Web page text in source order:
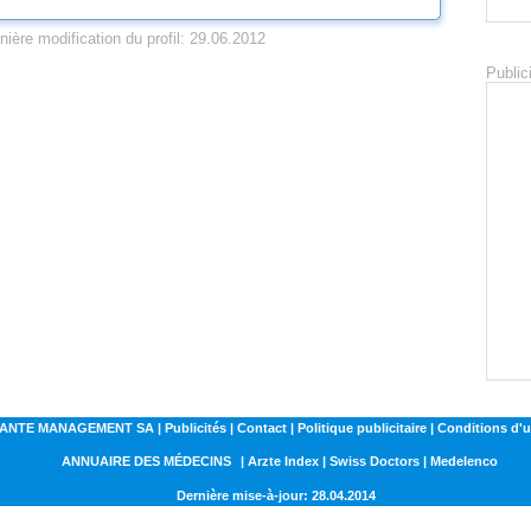
modification du profil: 29.06.2012
MANAGEMENT SA | Publicités | Contact | Politique publicitaire | Conditions
ANNUAIRE DES MÉDECINS | Arzte Index | Swiss Doctors | Medelenco
Dernière mise-à-jour: 28.04.2014